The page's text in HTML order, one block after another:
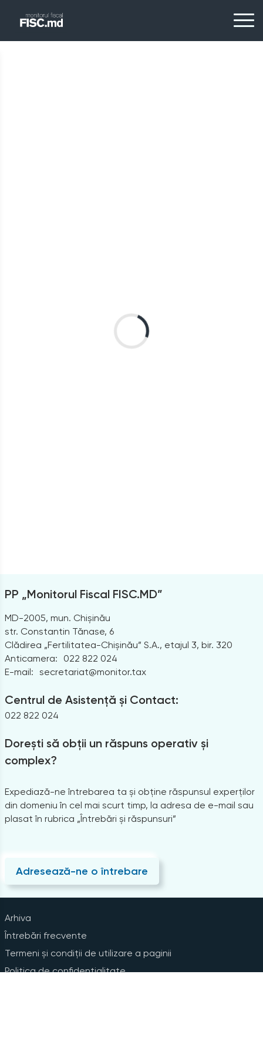
PP „Monitorul Fiscal FISC.MD”
MD-2005, mun. Chișinău
str. Constantin Tănase, 6
Clădirea „Fertilitatea-Chișinău” S.A., etajul 3, bir. 320
Anticamera:
022 822 024
E-mail: secretariat@monitor.tax
Centrul de Asistență și Contact:
022 822 024
Dorești să obții un răspuns operativ și
complex?
Expediază-ne întrebarea ta și obține răspunsul experților
din domeniu în cel mai scurt timp, la adresa de e-mail sau
plasat în rubrica „Întrebări și răspunsuri”
Adresează-ne o întrebare
Arhiva
Întrebări frecvente
Termeni și condiții de utilizare a paginii
Politica de confidențialitate